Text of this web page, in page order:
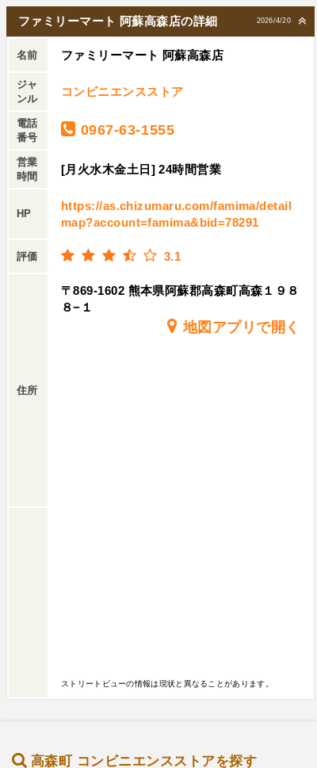
2026/4/20
ファミリーマート 阿蘇高森店の詳細
名前 ファミリーマート 阿蘇高森店
ジャ
ンル
コンビニエンスストア
電話
番号
0967-63-1555
営業
時間
[月火水木金土日] 24時間営業
HP
https://as.chizumaru.com/famima/detail
map?account=famima&bid=78291
評価 3.1
住所
〒869-1602 熊本県阿蘇郡高森町高森１９８
８−１
地図アプリで開く
ストリートビューの情報は現状と異なることがあります。
高森町 コンビニエンスストアを探す